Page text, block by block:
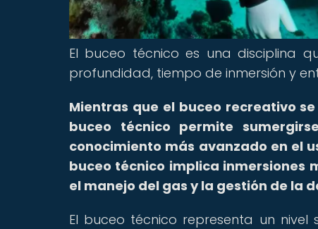
El buceo técnico es una disciplina
profundidad, tiempo de inmersión y
Mientras que el buceo recreativo
buceo técnico permite
conocimiento más avanzado en el
buceo técnico implica inmersiones
el manejo del gas y la gestión de la
El buceo técnico representa un